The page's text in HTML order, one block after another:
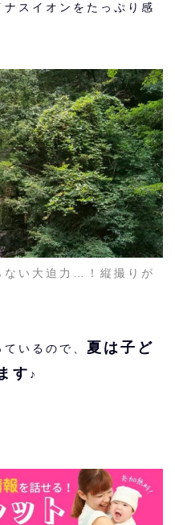
スイオンをたっぷり感
い大迫力…！縦撮りが
いるので、 夏は子ど
す ♪